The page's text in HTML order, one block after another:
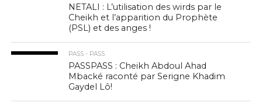
NETALI : L’utilisation des wirds par le
Cheikh et l’apparition du Prophète
(PSL) et des anges !
PASS - PASS
PASSPASS : Cheikh Abdoul Ahad
Mbacké raconté par Serigne Khadim
Gaydel Lô!